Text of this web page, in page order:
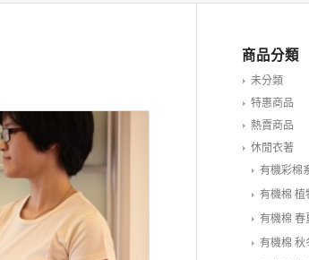
商品分類
未分類
特惠商品
熱賣商品
休閒衣著
有機彩棉
有機棉 植
有機棉 春
有機棉 秋